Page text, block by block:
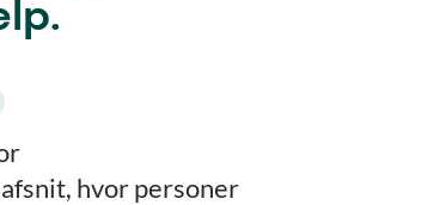
hvor personer